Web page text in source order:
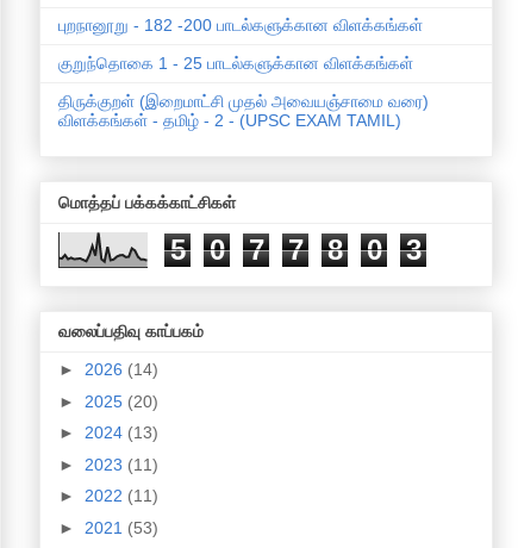
புறநானூறு - 182 -200 பாடல்களுக்கான விளக்கங்கள்
குறுந்தொகை 1 - 25 பாடல்களுக்கான விளக்கங்கள்
திருக்குறள் (இறைமாட்சி முதல் அவையஞ்சாமை வரை)
விளக்கங்கள் - தமிழ் - 2 - (UPSC EXAM TAMIL)
மொத்தப் பக்கக்காட்சிகள்
5 0 7 7 8 0 3
வலைப்பதிவு காப்பகம்
► 2026 (14)
► 2025 (20)
► 2024 (13)
► 2023 (11)
► 2022 (11)
► 2021 (53)